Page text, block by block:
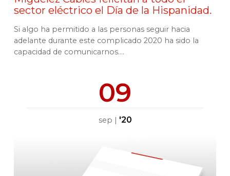
sector eléctrico el Día de la Hispanidad.
Si algo ha permitido a las personas seguir hacia
adelante durante este complicado 2020 ha sido la
capacidad de comunicarnos....
09
sep | '20